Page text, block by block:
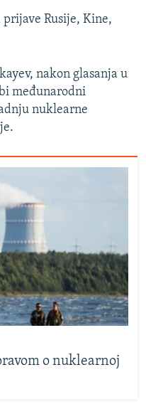
Rusije, Kine,
nakon glasanja u
međunarodni
nuklearne
o nuklearnoj